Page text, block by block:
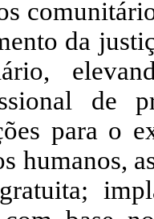
da
de
para o
humanos,